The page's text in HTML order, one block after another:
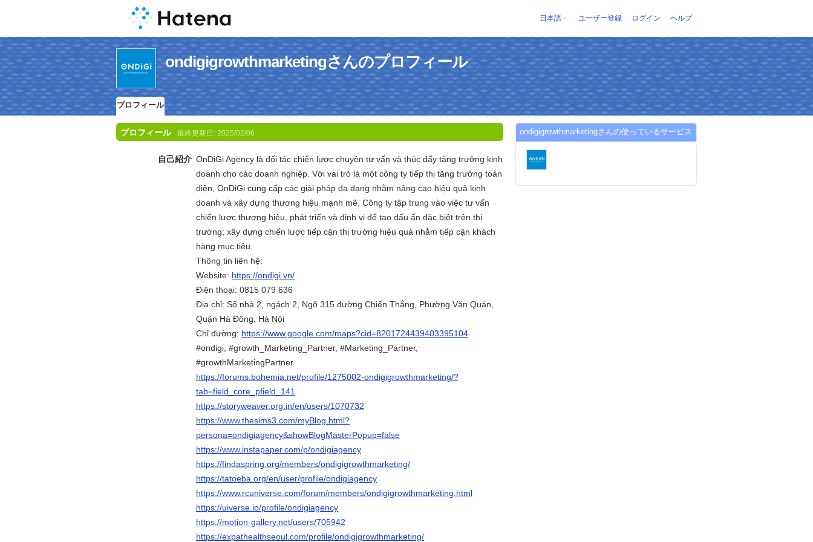
日本語 ユーザー登録 ログイン ヘルプ
ondigigrowthmarketingさんのプロフィール
プロフィール
プロフィール 最終更新日: 2025/02/06
自己紹介 OnDiGi Agency là đối tác chiến lược chuyên tư vấn và thúc đẩy tăng trưởng kinh
doanh cho các doanh nghiệp. Với vai trò là một công ty tiếp thị tăng trưởng toàn
diện, OnDiGi cung cấp các giải pháp đa dạng nhằm nâng cao hiệu quả kinh
doanh và xây dựng thương hiệu mạnh mẽ. Công ty tập trung vào việc tư vấn
chiến lược thương hiệu, phát triển và định vị để tạo dấu ấn đặc biệt trên thị
trường; xây dựng chiến lược tiếp cận thị trường hiệu quả nhằm tiếp cận khách
hàng mục tiêu.
Thông tin liên hệ:
Website: https://ondigi.vn/
Điện thoại: 0815 079 636
Địa chỉ: Số nhà 2, ngách 2, Ngõ 315 đường Chiến Thắng, Phường Văn Quán,
Quận Hà Đông, Hà Nội
Chỉ đường: https://www.google.com/maps?cid=8201724439403395104
#ondigi, #growth_Marketing_Partner, #Marketing_Partner,
#growthMarketingPartner
https://forums.bohemia.net/profile/1275002-ondigigrowthmarketing/?
tab=field_core_pfield_141
https://storyweaver.org.in/en/users/1070732
https://www.thesims3.com/myBlog.html?
persona=ondigiagency&showBlogMasterPopup=false
https://www.instapaper.com/p/ondigiagency
https://findaspring.org/members/ondigigrowthmarketing/
https://tatoeba.org/en/user/profile/ondigiagency
https://www.rcuniverse.com/forum/members/ondigigrowthmarketing.html
https://uiverse.io/profile/ondigiagency
https://motion-gallery.net/users/705942
https://expathealthseoul.com/profile/ondigigrowthmarketing/
ondigigrowthmarketingさんの使っているサービス